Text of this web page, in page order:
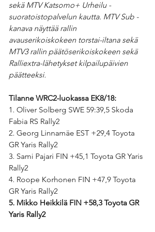
sekä MTV Katsomo+ Urheilu -
suoratoistopalvelun kautta. MTV Sub -
kanava näyttää rallin
avauserikoiskokeen torstai-iltana sekä
MTV3 rallin päätöserikoiskokeen sekä
Ralliextra-lähetykset kilpailupäivien
päätteeksi.
Tilanne WRC2-luokassa EK8/18:
1. Oliver Solberg SWE 59:39,5 Skoda
Fabia RS Rally2
2. Georg Linnamäe EST +29,4 Toyota
GR Yaris Rally2
3. Sami Pajari FIN +45,1 Toyota GR Yaris
Rally2
4. Roope Korhonen FIN +47,9 Toyota
GR Yaris Rally2
5. Mikko Heikkilä FIN +58,3 Toyota GR
Yaris Rally2